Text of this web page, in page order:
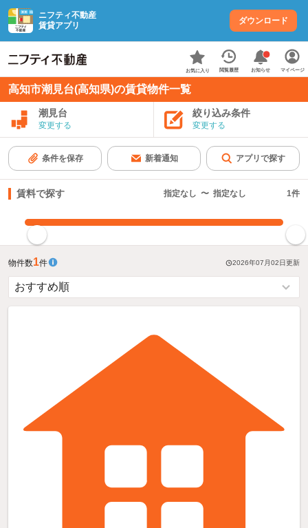
ニフティ不動産
賃貸アプリ
ダウンロード
お気に入り 閲覧履歴 お知らせ マイページ
高知市潮見台(高知県)の賃貸物件一覧
潮見台
変更する
絞り込み条件
変更する
条件を保存 新着通知 アプリで探す
賃料で探す 指定なし 〜 指定なし 1件
物件数1件 2026年07月02日更新